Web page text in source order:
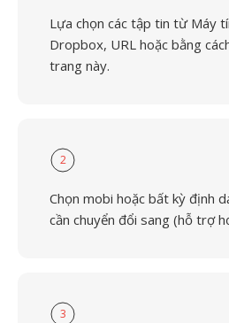
Lựa chọn các tập tin từ Máy
Dropbox, URL hoặc bằng
trang này.
2
Chọn mobi hoặc bất kỳ định
cần chuyển đổi sang (hỗ trợ
3